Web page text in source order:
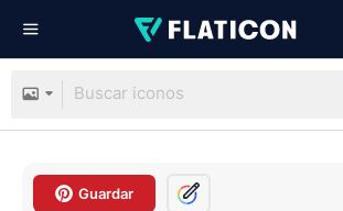
Guardar